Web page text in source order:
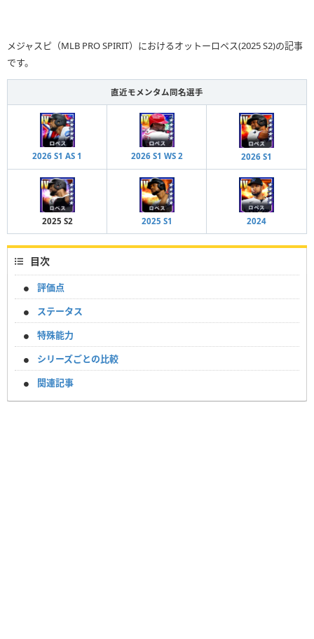
メジャスピ（MLB PRO SPIRIT）におけるオットーロペス(2025 S2)の記事
です。
直近モメンタム同名選手
2026 S1 AS 1 2026 S1 WS 2 2026 S1
2025 S2 2025 S1 2024
目次
評価点
ステータス
特殊能力
シリーズごとの比較
関連記事